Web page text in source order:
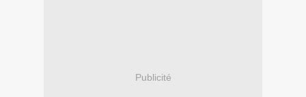
Publicité